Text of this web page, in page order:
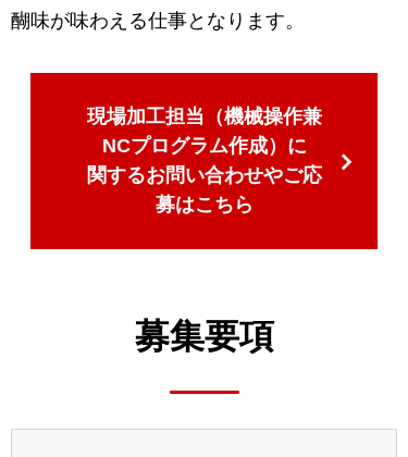
醐味が味わえる仕事となります。
現場加工担当（機械操作兼
NCプログラム作成）に
関するお問い合わせやご応
募はこちら
募集要項